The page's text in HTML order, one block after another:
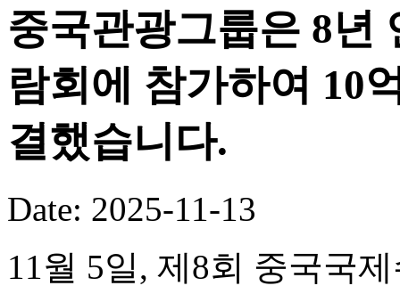
중국관광그룹은 8년
람회에 참가하여 10
결했습니다.
Date: 2025-11-13
11월 5일, 제8회 중국국